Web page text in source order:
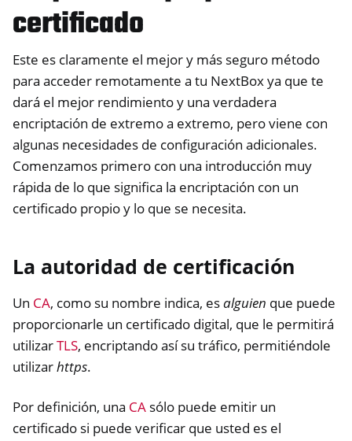
certificado
Este es claramente el mejor y más seguro método
para acceder remotamente a tu NextBox ya que te
dará el mejor rendimiento y una verdadera
encriptación de extremo a extremo, pero viene con
algunas necesidades de configuración adicionales.
Comenzamos primero con una introducción muy
rápida de lo que significa la encriptación con un
certificado propio y lo que se necesita.
La autoridad de certificación
Un CA, como su nombre indica, esalguien que puede
proporcionarle un certificado digital, que le permitirá
utilizarTLS, encriptando así su tráfico, permitiéndole
utilizarhttps.
Por definición, una CA sólo puede emitir un
certificado si puede verificar que usted es el